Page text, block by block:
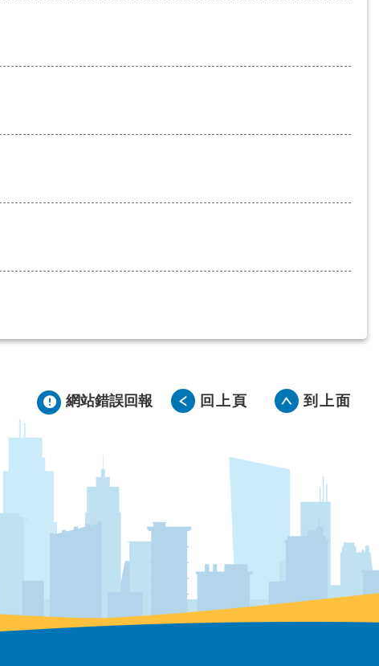
網站錯誤回報 回上頁 到上面